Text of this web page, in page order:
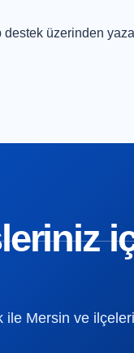
destek üzerinden
ile Mersin ve